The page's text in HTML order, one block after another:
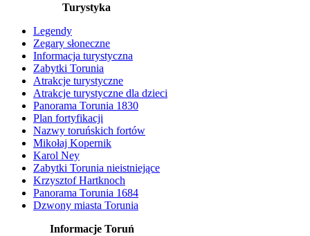
Turystyka
Legendy
Zegary słoneczne
Informacja turystyczna
Zabytki Torunia
Atrakcje turystyczne
Atrakcje turystyczne dla dzieci
Panorama Torunia 1830
Plan fortyfikacji
Nazwy toruńskich fortów
Mikołaj Kopernik
Karol Ney
Zabytki Torunia nieistniejące
Krzysztof Hartknoch
Panorama Torunia 1684
Dzwony miasta Torunia
Informacje Toruń